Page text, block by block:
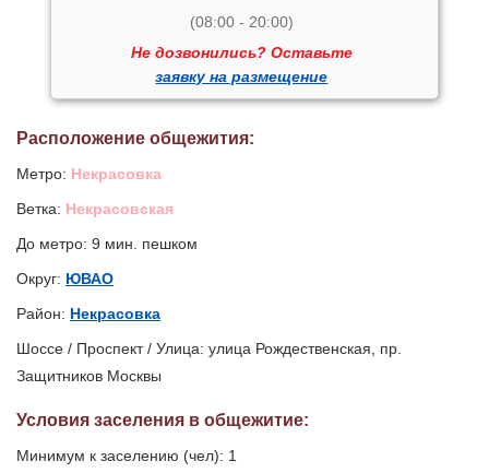
(08:00 - 20:00)
Не дозвонились? Оставьте
заявку на размещение
Расположение общежития:
Метро: Некрасовка
Ветка: Некрасовская
До метро: 9 мин. пешком
Округ: ЮВАО
Район: Некрасовка
Шоссе / Проспект / Улица: улица Рождественская, пр.
Защитников Москвы
Условия заселения в общежитие:
Минимум к заселению (чел): 1